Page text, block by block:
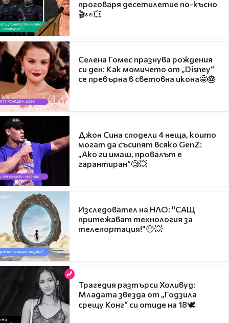
проговаря десетилетие по-късно
🎬👀💥
Селена Гомес празнува рождения
си ден: Как момичето от „Disney“
се превърна в световна икона🤩🎂
Джон Сина сподели 4 неща, които
могат да съсипят всяко GenZ:
„Ако ги имаш, провалът е
гарантиран“🧐💥
Изследовател на НЛО: "САЩ
притежават технология за
телепортация!"😯💥
Трагедия разтърси Холивуд:
Младата звезда от „Годзила
срещу Конг“ си отиде на 18🕊️